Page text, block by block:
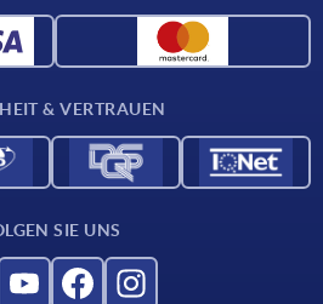
& VERTRAUEN
SIE UNS